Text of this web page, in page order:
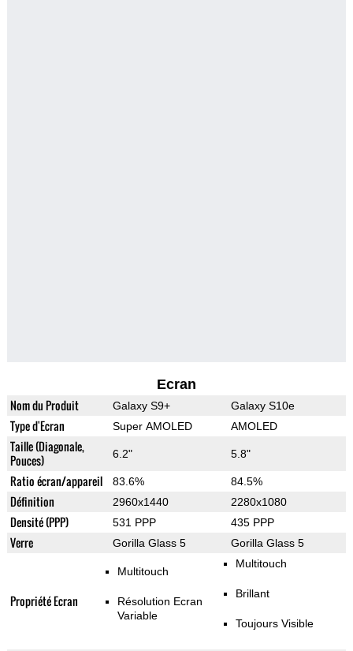
Ecran
Nom du Produit Galaxy S9+ Galaxy S10e
Type d'Ecran Super AMOLED AMOLED
Taille (Diagonale,
Pouces)
6.2" 5.8"
Ratio écran/appareil 83.6% 84.5%
Définition 2960x1440 2280x1080
Densité (PPP) 531 PPP 435 PPP
Verre Gorilla Glass 5 Gorilla Glass 5
Propriété Ecran
Multitouch
Résolution Ecran
Variable
Multitouch
Brillant
Toujours Visible